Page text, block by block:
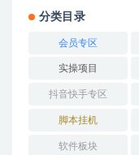
分类目录
会员专区
实操项目
抖音快手专区
脚本挂机
软件板块